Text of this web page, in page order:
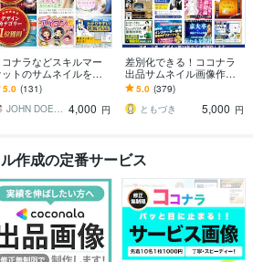
コナラなどスキルマー
トのサムネイルを作
す クリック率を意識
た設計でライバルに差
つけます
5.0 (131)
JOHN DOE＠販売実績4800件以上 4,000 円
差別化できる！ココナラ
出品サムネイル画像作成
します サービス画像デザ
イン2案作成⭐️ココナラ攻
略PDF付❗️
5.0 (379)
ともづき
5,000 円
作成の定番サービス